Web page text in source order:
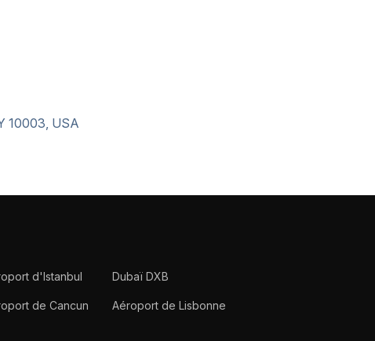
10003, USA
d'Istanbul Dubaï DXB
de Cancun Aéroport de Lisbonne